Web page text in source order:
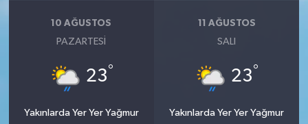
10 AĞUSTOS
PAZARTESI
23°
Yakınlarda Yer Yer Yağmur
11 AĞUSTOS
SALI
23°
Yakınlarda Yer Yer Yağmur